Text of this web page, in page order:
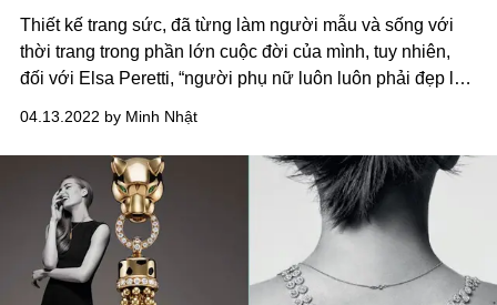
Thiết kế trang sức, đã từng làm người mẫu và sống với
thời trang trong phần lớn cuộc đời của mình, tuy nhiên,
đối với Elsa Peretti, “người phụ nữ luôn luôn phải đẹp là
04.13.2022 by Minh Nhật